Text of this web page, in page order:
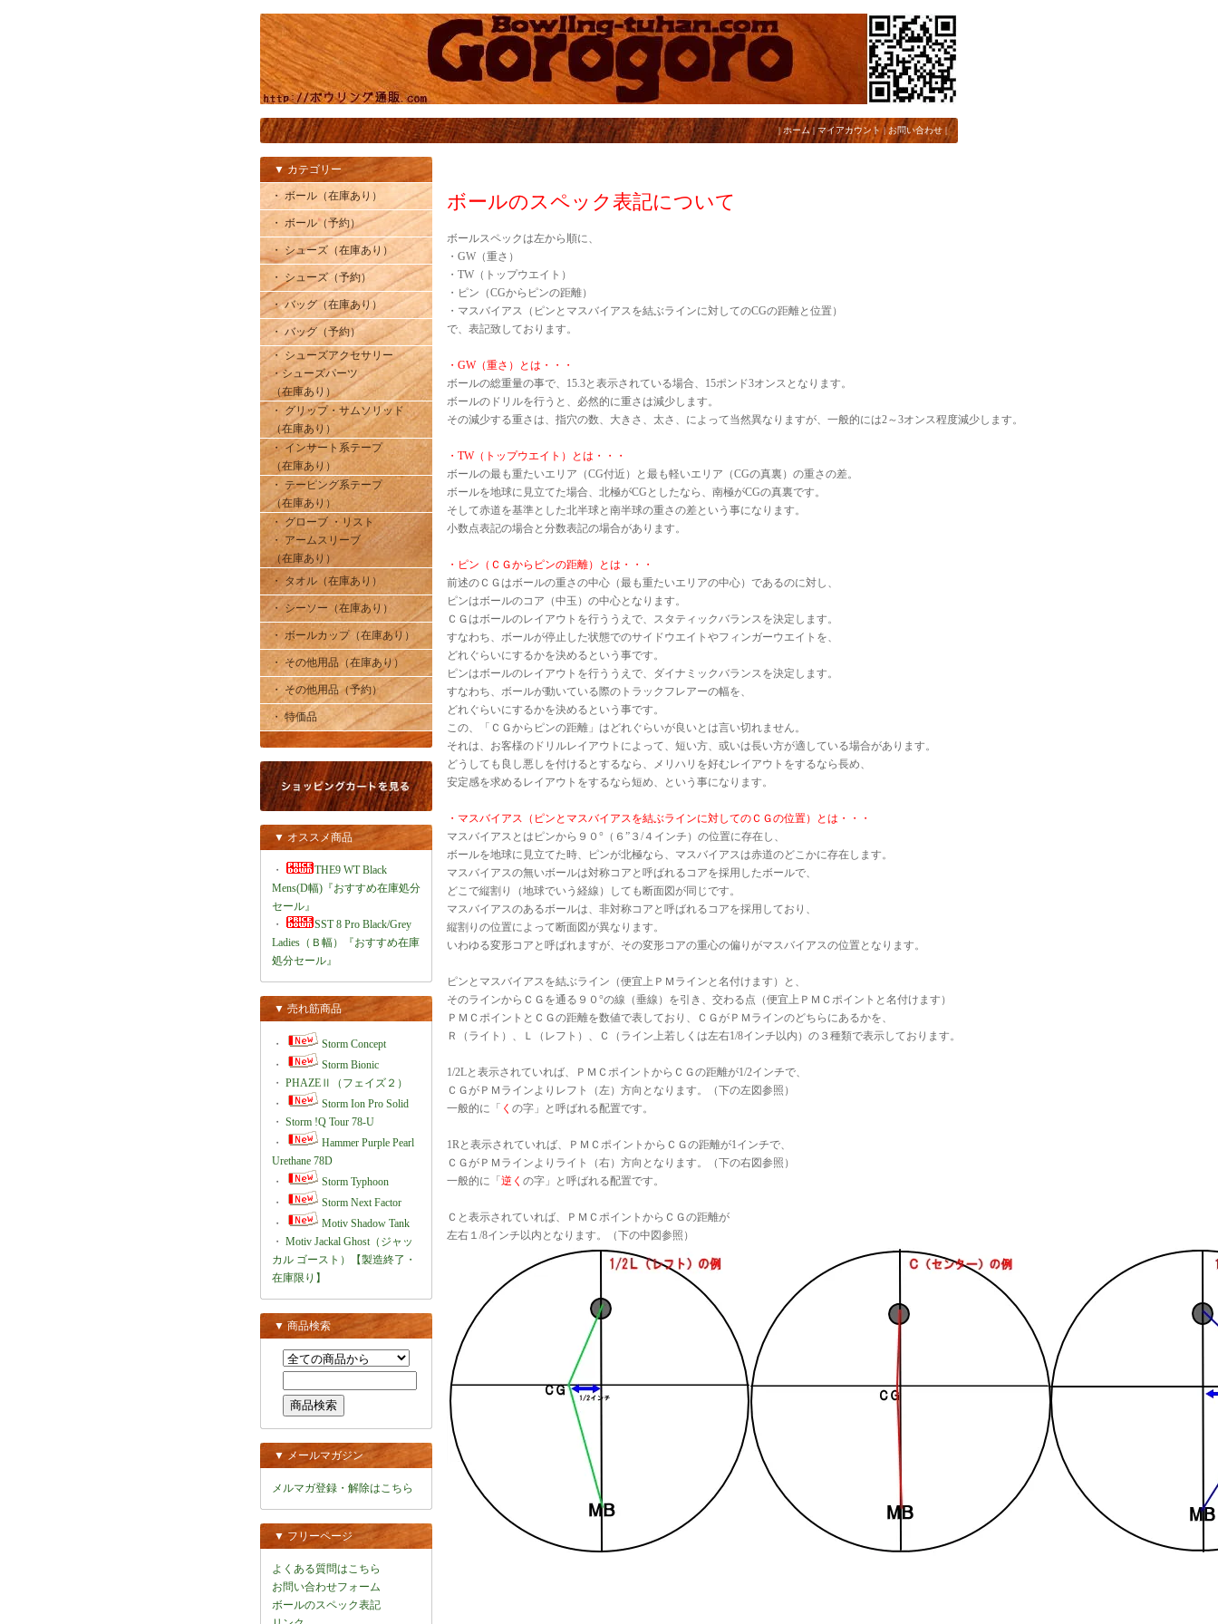
|ホーム|マイアカウント | お問い合わせ |
▼ カテゴリー
・ ボール（在庫あり）
・ ボール（予約）
・ シューズ（在庫あり）
・ シューズ（予約）
・ バッグ（在庫あり）
・ バッグ（予約）
・ シューズアクセサリー
・シューズパーツ
（在庫あり）
・ グリップ・サムソリッド
（在庫あり）
・ インサート系テープ
（在庫あり）
・ テーピング系テープ
（在庫あり）
・ グローブ ・リスト
・ アームスリーブ
（在庫あり）
・ タオル（在庫あり）
・ シーソー（在庫あり）
・ ボールカップ（在庫あり）
・ その他用品（在庫あり）
・ その他用品（予約）
・ 特価品
▼ オススメ商品
・
THE9 WT Black
Mens(D幅)『おすすめ在庫処分
セール』
・
SST 8 Pro Black/Grey
Ladies（Ｂ幅）『おすすめ在庫
処分セール』
▼ 売れ筋商品
・
Storm Concept
・
Storm Bionic
・ PHAZEⅡ（フェイズ２）
・
Storm Ion Pro Solid
・ Storm !Q Tour 78-U
・
Hammer Purple Pearl
Urethane 78D
・
Storm Typhoon
・
Storm Next Factor
・
Motiv Shadow Tank
・ Motiv Jackal Ghost（ジャッ
カル ゴースト）【製造終了・
在庫限り】
▼ 商品検索
▼ メールマガジン
メルマガ登録・解除はこちら
▼ フリーページ
よくある質問はこちら
お問い合わせフォーム
ボールのスペック表記
ボールのスペック表記について
ボールスペックは左から順に、
・GW（重さ）
・TW（トップウエイト）
・ピン（CGからピンの距離）
・マスバイアス（ピンとマスバイアスを結ぶラインに対してのCGの距離と位置）
で、表記致しております。
・GW（重さ）とは・・・
ボールの総重量の事で、15.3と表示されている場合、15ポンド3オンスとなります。
ボールのドリルを行うと、必然的に重さは減少します。
その減少する重さは、指穴の数、大きさ、太さ、によって当然異なりますが、一般的には2～3オンス程度減少します。
・TW（トップウエイト）とは・・・
ボールの最も重たいエリア（CG付近）と最も軽いエリア（CGの真裏）の重さの差。
ボールを地球に見立てた場合、北極がCGとしたなら、南極がCGの真裏です。
そして赤道を基準とした北半球と南半球の重さの差という事になります。
小数点表記の場合と分数表記の場合があります。
・ピン（ＣＧからピンの距離）とは・・・
前述のＣＧはボールの重さの中心（最も重たいエリアの中心）であるのに対し、
ピンはボールのコア（中玉）の中心となります。
ＣＧはボールのレイアウトを行ううえで、スタティックバランスを決定します。
すなわち、ボールが停止した状態でのサイドウエイトやフィンガーウエイトを、
どれぐらいにするかを決めるという事です。
ピンはボールのレイアウトを行ううえで、ダイナミックバランスを決定します。
すなわち、ボールが動いている際のトラックフレアーの幅を、
どれぐらいにするかを決めるという事です。
この、「ＣＧからピンの距離」はどれぐらいが良いとは言い切れません。
それは、お客様のドリルレイアウトによって、短い方、或いは長い方が適している場合があります。
どうしても良し悪しを付けるとするなら、メリハリを好むレイアウトをするなら長め、
安定感を求めるレイアウトをするなら短め、という事になります。
・マスバイアス（ピンとマスバイアスを結ぶラインに対してのＣＧの位置）とは・・・
マスバイアスとはピンから９０°（６”３/４インチ）の位置に存在し、
ボールを地球に見立てた時、ピンが北極なら、マスバイアスは赤道のどこかに存在します。
マスバイアスの無いボールは対称コアと呼ばれるコアを採用したボールで、
どこで縦割り（地球でいう経線）しても断面図が同じです。
マスバイアスのあるボールは、非対称コアと呼ばれるコアを採用しており、
縦割りの位置によって断面図が異なります。
いわゆる変形コアと呼ばれますが、その変形コアの重心の偏りがマスバイアスの位置となります。
ピンとマスバイアスを結ぶライン（便宜上ＰＭラインと名付けます）と、
そのラインからＣＧを通る９０°の線（垂線）を引き、交わる点（便宜上ＰＭＣポイントと名付けます）
ＰＭＣポイントとＣＧの距離を数値で表しており、ＣＧがＰＭラインのどちらにあるかを、
Ｒ（ライト）、Ｌ（レフト）、Ｃ（ライン上若しくは左右1/8インチ以内）の３種類で表示しております。
1/2Lと表示されていれば、ＰＭＣポイントからＣＧの距離が1/2インチで、
ＣＧがＰＭラインよりレフト（左）方向となります。（下の左図参照）
一般的に「 く の字」と呼ばれる配置です。
1Rと表示されていれば、ＰＭＣポイントからＣＧの距離が1インチで、
ＣＧがＰＭラインよりライト（右）方向となります。（下の右図参照）
一般的に「 逆く の字」と呼ばれる配置です。
Ｃと表示されていれば、ＰＭＣポイントからＣＧの距離が
左右１/8インチ以内となります。（下の中図参照）